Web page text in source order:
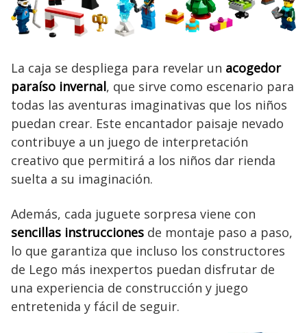
La caja se despliega para revelar un acogedor
paraíso invernal, que sirve como escenario para
todas las aventuras imaginativas que los niños
puedan crear. Este encantador paisaje nevado
contribuye a un juego de interpretación
creativo que permitirá a los niños dar rienda
suelta a su imaginación.
Además, cada juguete sorpresa viene con
sencillas instrucciones de montaje paso a paso,
lo que garantiza que incluso los constructores
de Lego más inexpertos puedan disfrutar de
una experiencia de construcción y juego
entretenida y fácil de seguir.